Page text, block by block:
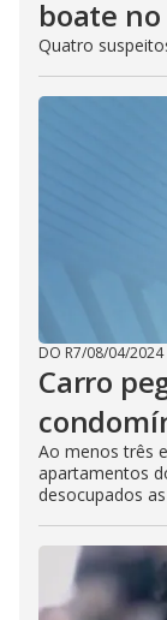
boate
Quatro
DO R7/08/04/2024
Carro
Ao menos três
apartamentos
desocupados